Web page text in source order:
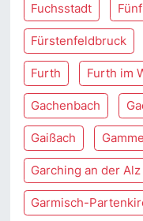
Fuchsstadt
Fürstenfeldbruck
Furth Furth im
Gachenbach
Gaißach
Garching an der Alz
Garmisch-